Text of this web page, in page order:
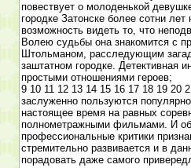
повествует о молоденькой
городке Затонске более сотни лет
возможность видеть то, что
Волею судьбы она знакомится с
Штольманом, расследующим
заштатном городке. Детективная
простыми отношениями героев;
9 10 11 12 13 14 15 16 17 18 19 20
заслуженно пользуются
настоящее время на равных
полнометражными фильмами. И
профессиональные критики
стремительно развивается и в
порадовать даже самого